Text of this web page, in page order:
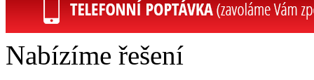
Nabízíme řešení